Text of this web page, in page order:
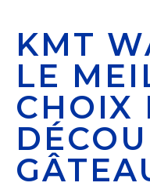
KMT
LE
CHOIX